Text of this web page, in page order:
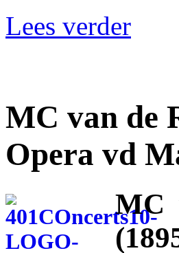
Lees verder
MC van de
Opera vd
MC